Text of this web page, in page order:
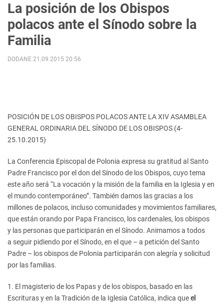
La posición de los Obispos
polacos ante el Sínodo sobre la
Familia
DODANE 21.09.2015 20:56
POSICIÓN DE LOS OBISPOS POLACOS ANTE LA XIV ASAMBLEA
GENERAL ORDINARIA DEL SÍNODO DE LOS OBISPOS (4-
25.10.2015)
La Conferencia Episcopal de Polonia expresa su gratitud al Santo
Padre Francisco por el don del Sínodo de los Obispos, cuyo tema
este año será “La vocación y la misión de la familia en la Iglesia y en
el mundo contemporáneo”. También damos las gracias a los
millones de polacos, incluso comunidades y movimientos familiares,
que están orando por Papa Francisco, los cardenales, los obispos
y las personas que participarán en el Sínodo. Animamos a todos
a seguir pidiendo por el Sínodo, en el que – a petición del Santo
Padre – los obispos de Polonia participarán con alegría y solicitud
por las familias.
1. El magisterio de los Papas y de los obispos, basado en las
Escrituras y en la Tradición de la Iglesia Católica, indica queel